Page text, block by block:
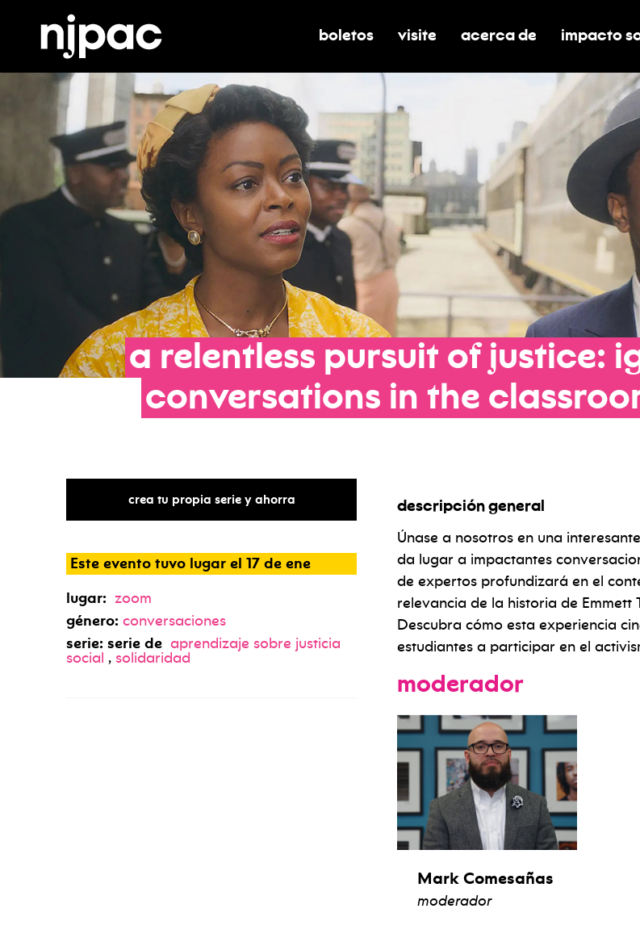
alternar submenú de boletos
boletos alternar submenú de visite
visite alternar submenú de
acerca de activar/
impacto
a relentless pursuit of justice:
conversations in the
crea tu propia serie y ahorra
Este evento tuvo lugar el 17 de ene
lugar: zoom
género: conversaciones
serie: serie de aprendizaje sobre justicia
social , solidaridad
descripción general
Únase a nosotros en una
da lugar a impactantes
de expertos profundizará en el
relevancia de la historia de
Descubra cómo esta experiencia
estudiantes a participar en el
moderador
Mark Comesañas
moderador